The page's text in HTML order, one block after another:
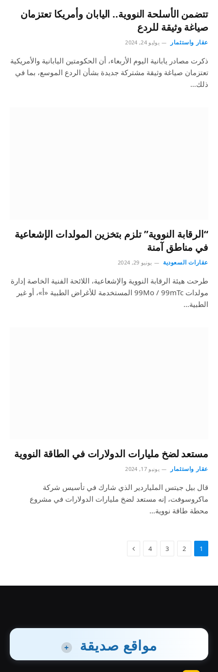
تتضمن الأسلحة النووية.. اليابان وأمريكا تعتزمان
صياغة وثيقة للردع
عقار واستثمار يوليو 24, 2024
ذكرت مصادر يابانية اليوم الأربعاء، أن الحكومتين اليابانية والأمريكية
تعتزمان صياغة وثيقة مشتركة جديدة بشأن الردع الموسع، بما في
ذلك…
“الرقابة النووية” تلزم بتخزين المولدات الإشعاعية
في مناطق آمنة
عقارات السعودية يونيو 29, 2024
طرحت هيئة الرقابة النووية والإشعاعية، اللائحة الفنية الخاصة إدارة
مولدات 99Mo / 99mTc المستخدمة للأغراض الطبية «أ»، أو غير
الطبية…
مستعد لضخ مليارات الدولارات في الطاقة النووية
عقار واستثمار يونيو 17, 2024
قال بيل جيتس الملياردير الذي شارك في تأسيس شركة
ماكروسوفت، إنه مستعد لضخ مليارات الدولارات في مشروع
محطة طاقة نووية…
1
2
3
4
مواقع صديقة +